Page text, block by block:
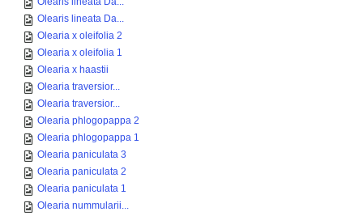
Olearis lineata Da...
Olearia x oleifolia 2
Olearia x oleifolia 1
Olearia x haastii
Olearia traversior...
Olearia traversior...
Olearia phlogopappa 2
Olearia phlogopappa 1
Olearia paniculata 3
Olearia paniculata 2
Olearia paniculata 1
Olearia nummularii...